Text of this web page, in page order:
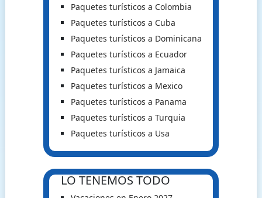
Paquetes turísticos a Colombia
Paquetes turísticos a Cuba
Paquetes turísticos a Dominicana
Paquetes turísticos a Ecuador
Paquetes turísticos a Jamaica
Paquetes turísticos a Mexico
Paquetes turísticos a Panama
Paquetes turísticos a Turquia
Paquetes turísticos a Usa
LO TENEMOS TODO